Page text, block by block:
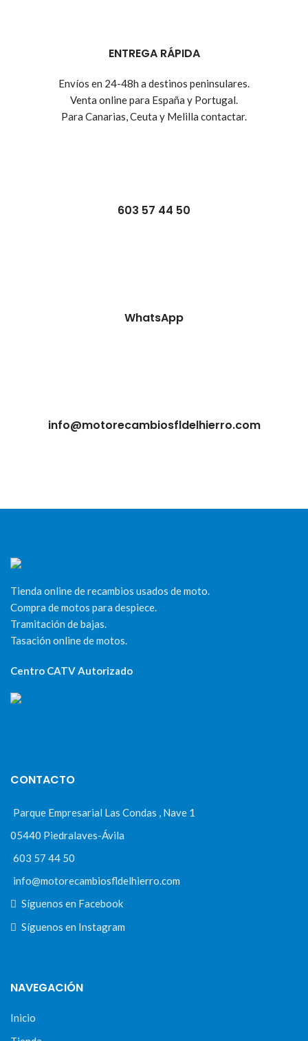
ENTREGA RÁPIDA
Envíos en 24-48h a destinos peninsulares.
Venta online para España y Portugal.
Para Canarias, Ceuta y Melilla contactar.
603 57 44 50
WhatsApp
info@motorecambiosfldelhierro.com
Tienda online de recambios usados de moto.
Compra de motos para despiece.
Tramitación de bajas.
Tasación online de motos.
Centro CATV Autorizado
CONTACTO
Parque Empresarial Las Condas , Nave 1
05440 Piedralaves-Ávila
603 57 44 50
info@motorecambiosfldelhierro.com
Síguenos en Facebook
Síguenos en Instagram
NAVEGACIÓN
Inicio